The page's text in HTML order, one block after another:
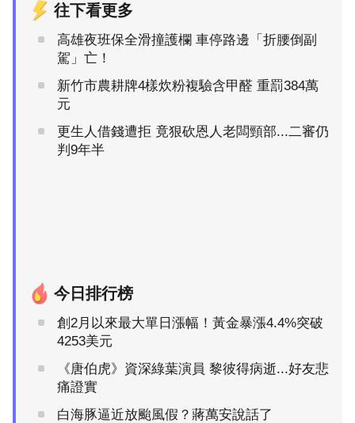
往下看更多
高雄夜班保全滑撞護欄 車停路邊「折腰倒副
駕」亡！
新竹市農耕牌4樣炊粉複驗含甲醛 重罰384萬
元
更生人借錢遭拒 竟狠砍恩人老闆頸部...二審仍
判9年半
今日排行榜
創2月以來最大單日漲幅！黃金暴漲4.4%突破
4253美元
《唐伯虎》資深綠葉演員 黎彼得病逝...好友悲
痛證實
白海豚逼近放颱風假？蔣萬安說話了